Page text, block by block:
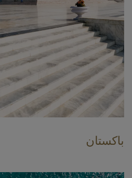
باكستان